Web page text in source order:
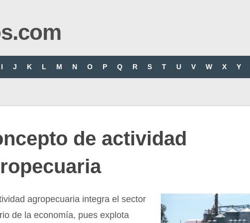
I J K L M N O P Q R S T U V W X Y
de actividad
agropecuaria integra el sector
de la economía, pues explota